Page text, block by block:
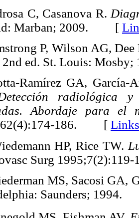
C, Casanova R.
Marban; 2009. [
P, Wilson AG,
2nd ed. St. Louis:
Ramírez GA, García-
radiológica
Abordaje para el
186. [ Links
HP, Rice TW.
Surg
MS, Sacosi GA,
Saunders;